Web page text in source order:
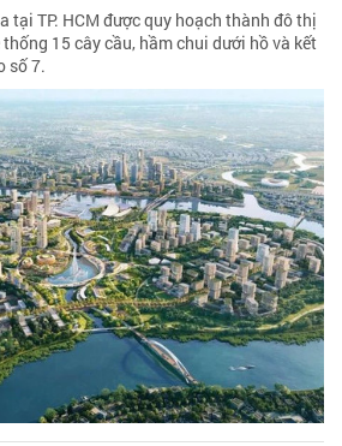
tại TP. HCM được quy hoạch thành đô thị
15 cây cầu, hầm chui dưới hồ và kết
số 7.